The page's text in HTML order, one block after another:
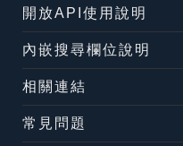
開放API使用說明
內嵌搜尋欄位說明
相關連結
常見問題